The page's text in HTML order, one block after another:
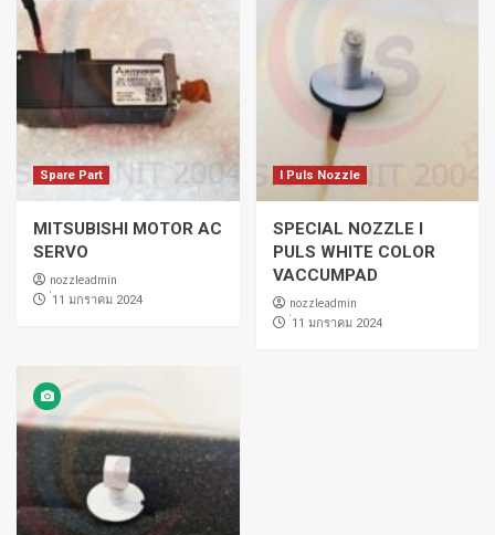
Spare Part
MITSUBISHI MOTOR AC
SERVO
nozzleadmin
่11 มกราคม 2024
I Puls Nozzle
SPECIAL NOZZLE I
PULS WHITE COLOR
VACCUMPAD
nozzleadmin
่11 มกราคม 2024